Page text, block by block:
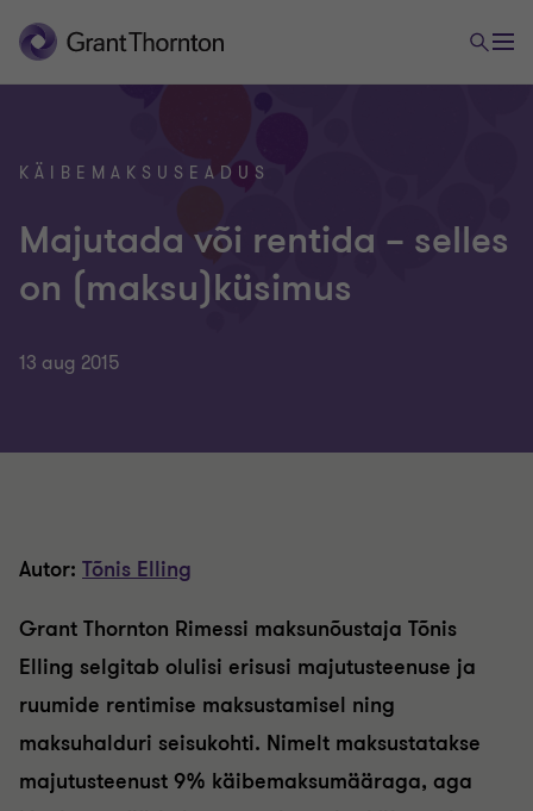
KÄIBEMAKSUSEADUS
Majutada või rentida – selles
on (maksu)küsimus
13 aug 2015
Autor: Tõnis Elling
Grant Thornton Rimessi maksunõustaja Tõnis
Elling selgitab olulisi erisusi majutusteenuse ja
ruumide rentimise maksustamisel ning
maksuhalduri seisukohti. Nimelt maksustatakse
majutusteenust 9% käibemaksumääraga, aga